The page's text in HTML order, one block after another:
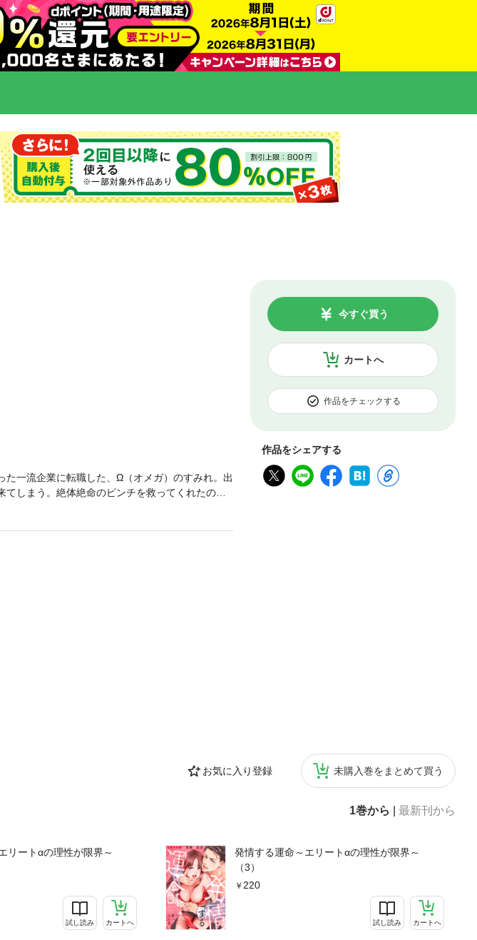
カートへ
今すぐ買う
作品をチェックする
作品をシェアする
お気に入り登録 未購入巻をまとめて買う
1巻から 最新刊から
リートαの理性が限界～
試し読み カートへ
発情する運命～エリートαの理性が限界～
（3）
220
試し読み カートへ
一流企業に転職した、Ω（オメガ）のすみれ。出
しまう。絶体絶命のピンチを救ってくれたのは
ただけで電気が走ったような快感が体を襲う。